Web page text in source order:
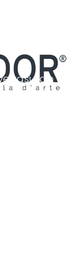
kasutab üle
10+ riigis.